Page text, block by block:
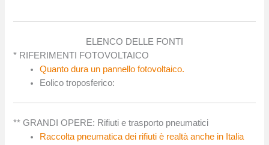
ELENCO DELLE FONTI
* RIFERIMENTI FOTOVOLTAICO
Quanto dura un pannello fotovoltaico.
Eolico troposferico:
** GRANDI OPERE: Rifiuti e trasporto pneumatici
Raccolta pneumatica dei rifiuti è realtà anche in Italia